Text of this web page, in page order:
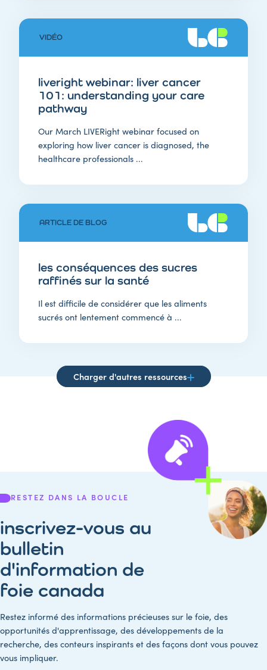
VIDÉO
liveright webinar: liver cancer
101: understanding your care
pathway
Our March LIVERight webinar focused on
exploring how liver cancer is diagnosed, the
healthcare professionals ...
ARTICLE DE BLOG
les conséquences des sucres
raffinés sur la santé
Il est difficile de considérer que les aliments
sucrés ont lentement commencé à ...
Charger d'autres ressources
RESTEZ DANS LA BOUCLE
inscrivez-vous au
bulletin
d'information de
foie canada
Restez informé des informations précieuses sur le foie, des
opportunités d'apprentissage, des développements de la
recherche, des conteurs inspirants et des façons dont vous pouvez
vous impliquer.